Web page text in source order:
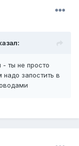
- ты не просто
запостить в